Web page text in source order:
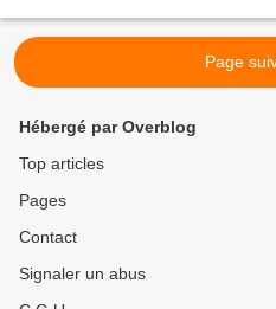
Page
Hébergé par Overblog
Top articles
Pages
Contact
Signaler un abus